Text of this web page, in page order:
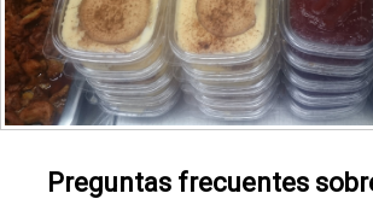
Preguntas frecuentes